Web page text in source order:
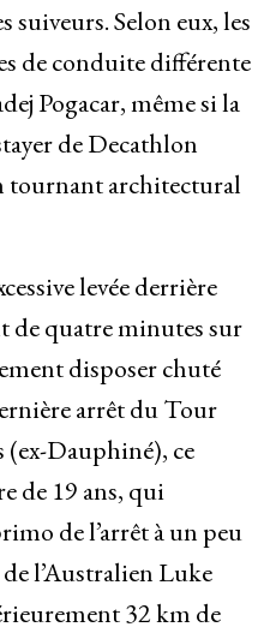
suiveurs. Selon eux, les
de conduite différente
Pogacar, même si la
de Decathlon
tournant architectural
levée derrière
de quatre minutes sur
disposer chuté
arrêt du Tour
Dauphiné), ce
de 19 ans, qui
de l’arrêt à un peu
l’Australien Luke
32 km de